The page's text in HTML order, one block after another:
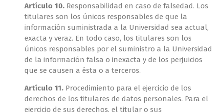
Artículo 10. Responsabilidad en caso de falsedad. Los
titulares son los únicos responsables de que la
información suministrada a la Universidad sea actual,
exacta y veraz. En todo caso, los titulares son los
únicos responsables por el suministro a la Universidad
de la información falsa o inexacta y de los perjuicios
que se causen a ésta o a terceros.
Artículo 11. Procedimiento para el ejercicio de los
derechos de los titulares de datos personales. Para el
ejercicio de sus derechos, el titular o sus